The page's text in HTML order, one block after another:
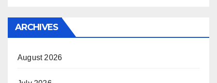
ARCHIVES
August 2026